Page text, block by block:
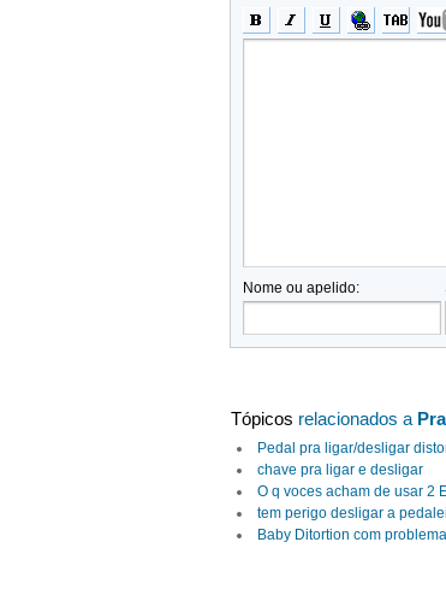
Nome ou apelido:
Tópicos relacionados a
Pedal pra ligar/desligar
chave pra ligar e desligar
O q voces acham de usar 2
tem perigo desligar a
Baby Ditortion com